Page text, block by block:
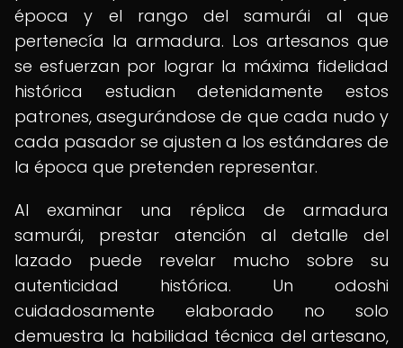
época y el rango del samurái al que
pertenecía la armadura. Los artesanos que
se esfuerzan por lograr la máxima fidelidad
histórica estudian detenidamente estos
patrones, asegurándose de que cada nudo y
cada pasador se ajusten a los estándares de
la época que pretenden representar.
Al examinar una réplica de armadura
samurái, prestar atención al detalle del
lazado puede revelar mucho sobre su
autenticidad histórica. Un odoshi
cuidadosamente elaborado no solo
demuestra la habilidad técnica del artesano,